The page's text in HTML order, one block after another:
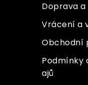
Doprava
Vrácení a
Obchodní
Podmínky
ajů